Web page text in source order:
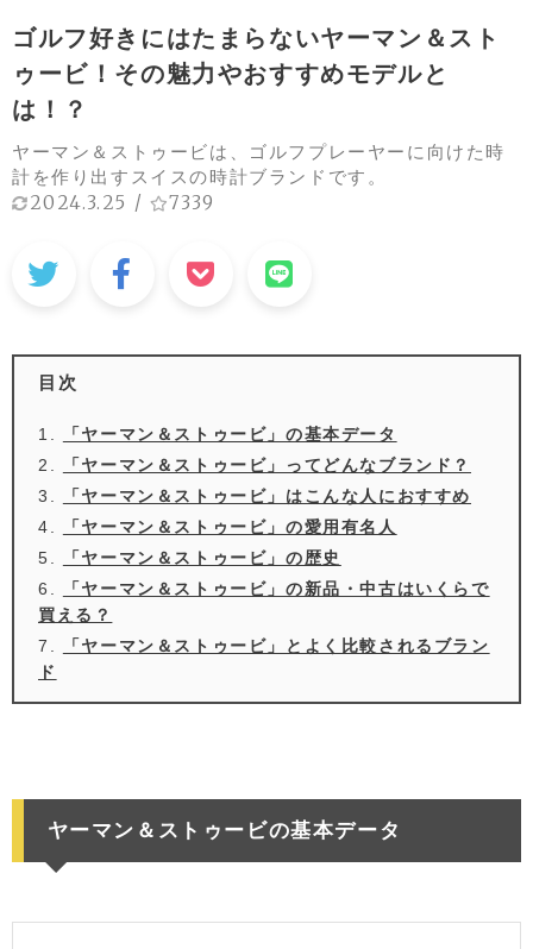
ゴルフ好きにはたまらないヤーマン＆スト
ゥービ！その魅力やおすすめモデルと
は！？
ヤーマン＆ストゥービは、ゴルフプレーヤーに向けた時
計を作り出すスイスの時計ブランドです。
2024.3.25 / 7339
目次
「ヤーマン＆ストゥービ」の基本データ
「ヤーマン＆ストゥービ」ってどんなブランド？
「ヤーマン＆ストゥービ」はこんな人におすすめ
「ヤーマン＆ストゥービ」の愛用有名人
「ヤーマン＆ストゥービ」の歴史
「ヤーマン＆ストゥービ」の新品・中古はいくらで
買える？
「ヤーマン＆ストゥービ」とよく比較されるブラン
ド
ヤーマン＆ストゥービの基本データ